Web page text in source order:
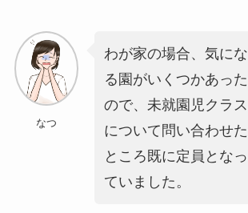
なつ
わが家の場合、気にな
る園がいくつかあった
ので、未就園児クラス
について問い合わせた
ところ既に定員となっ
ていました。